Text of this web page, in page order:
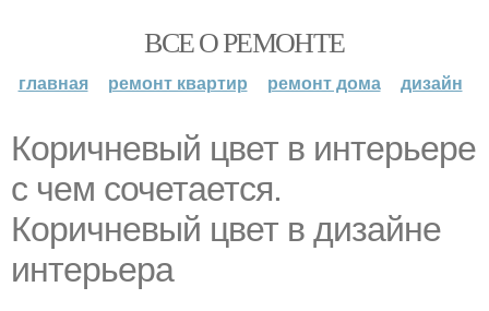
ВСЕ О РЕМОНТЕ
главная ремонт квартир ремонт дома дизайн
Коричневый цвет в интерьере
с чем сочетается.
Коричневый цвет в дизайне
интерьера